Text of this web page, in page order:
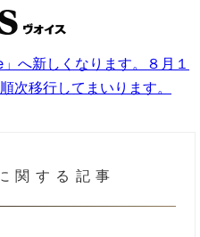
へ新しくなります。８月１
次移行してまいります。
関する記事